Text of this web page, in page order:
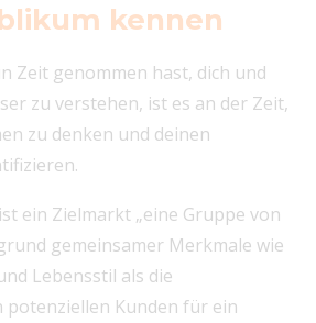
kennen
Zeit genommen hast, dich und
zu verstehen, ist es an der Zeit,
zu denken und deinen
ist ein Zielmarkt „eine Gruppe von
gemeinsamer Merkmale wie
Lebensstil als die
potenziellen Kunden für ein